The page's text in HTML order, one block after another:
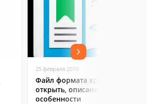
25 февраля 2019
Файл формата xps: чем
открыть, описание,
особенности